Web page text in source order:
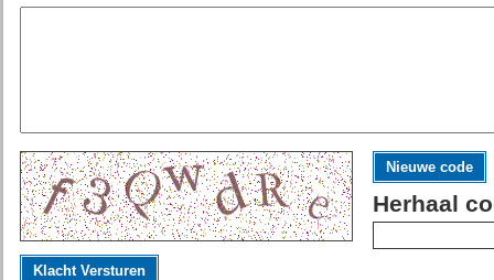
Nieuwe code
Herhaal
Klacht Versturen